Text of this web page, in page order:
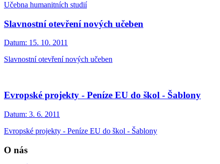
Učebna humanitních studií
Slavnostní otevření nových učeben
Datum: 15. 10. 2011
Slavnostní otevření nových učeben
Evropské projekty - Peníze EU do škol - Šablony
Datum: 3. 6. 2011
Evropské projekty - Peníze EU do škol - Šablony
O nás